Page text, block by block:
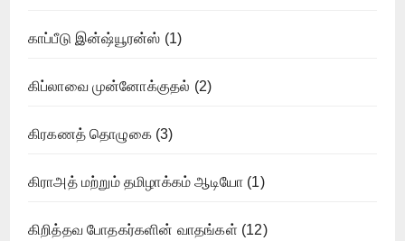
காப்பீடு இன்ஷ்யூரன்ஸ் (1)
கிப்லாவை முன்னோக்குதல் (2)
கிரகணத் தொழுகை(3)
கிராஅத் மற்றும் தமிழாக்கம் ஆடியோ (1)
கிறித்தவ போதகர்களின் வாதங்கள் (12)